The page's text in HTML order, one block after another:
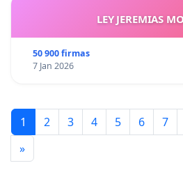
LEY JEREMIAS
50 900 firmas
7 Jan 2026
1 2 3 4 5 6 7
»